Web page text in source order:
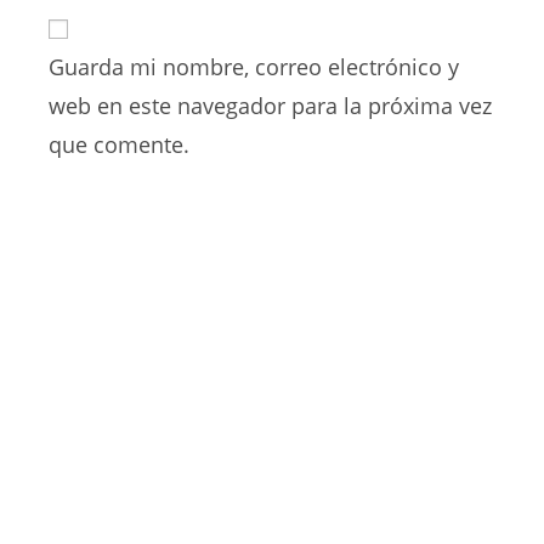
para
comentar
electrónico
para
de
tu
web
Guarda mi nombre, correo electrónico y
web en este navegador para la próxima vez
que comente.